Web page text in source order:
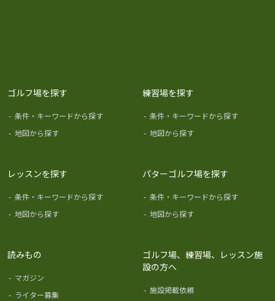
ゴルフ場を探す
- 条件・キーワードから探す
- 地図から探す
練習場を探す
- 条件・キーワードから探す
- 地図から探す
レッスンを探す
- 条件・キーワードから探す
- 地図から探す
パターゴルフ場を探す
- 条件・キーワードから探す
- 地図から探す
読みもの
- マガジン
- ライター募集
ゴルフ場、練習場、レッスン施
設の方へ
- 施設掲載依頼